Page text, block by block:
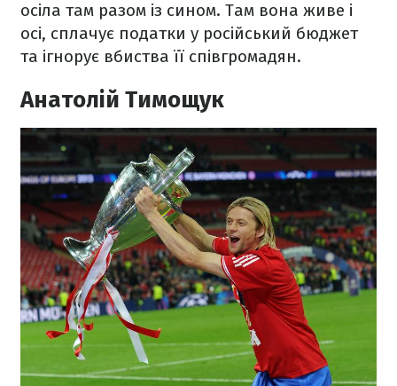
осіла там разом із сином. Там вона живе і
осі, сплачує податки у російський бюджет
та ігнорує вбиства її співгромадян.
Анатолій Тимощук